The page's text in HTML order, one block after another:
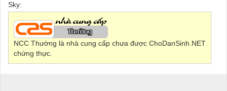
Sky:
NCC Thường là nhà cung cấp chưa được ChoDanSinh.NET
chứng thực.